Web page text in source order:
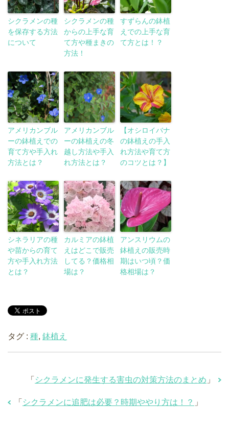
シクラメンの種
を保存する方法
について
シクラメンの種
からの上手な育
て方や種まきの
方法！
すずらんの鉢植
えでの上手な育
て方とは！？
アメリカンブル
ーの鉢植えでの
育て方や手入れ
方法とは？
アメリカンブル
ーの鉢植えの冬
越し方法や手入
れ方法とは？
【オシロイバナ
の鉢植えの手入
れ方法や育て方
のコツとは？】
シネラリアの種
や苗からの育て
方や手入れ方法
とは？
カルミアの鉢植
えはどこで販売
してる？価格相
場は？
アンスリウムの
鉢植えの販売時
期はいつ頃？価
格相場は？
タグ : 種, 鉢植え
「 シクラメンに発生する害虫の対策方法のまとめ 」
「 シクラメンに追肥は必要？時期ややり方は！？ 」